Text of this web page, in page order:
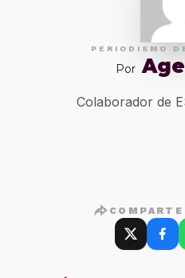
PERIODISMO
Por
Colaborador de